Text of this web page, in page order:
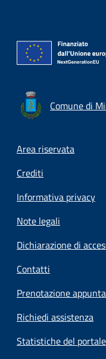
Comune di
Footer menu
Area riservata
Crediti
Informativa privacy
Note legali
Dichiarazione di
Contatti
Prenotazione
Richiedi assistenza
Statistiche del portale